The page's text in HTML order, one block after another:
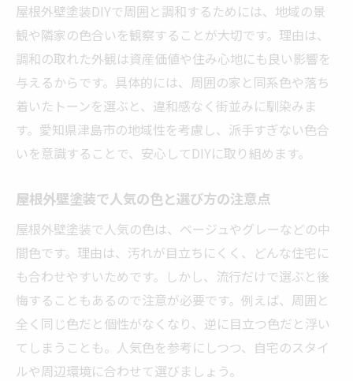
屋根外壁塗装DIYで周囲と調和するためには、地域の景
観や隣家の色合いを観察することが大切です。理由は、
調和の取れた外観は資産価値や住み心地にも良い影響を
与えるからです。具体的には、周囲の家と同系色や落ち
着いたトーンを選ぶと、違和感なく街並みに馴染みま
す。愛知県津島市の地域性を考慮し、派手すぎない色合
いを意識することで、安心してDIYに取り組めます。
屋根外壁塗装で人気の色と選び方の注意点
屋根外壁塗装で人気の色は、ベージュやグレーなどの中
間色です。理由は、汚れが目立ちにくく、どんな住宅に
も合わせやすいためです。しかし、流行だけで選ぶと後
悔することもあるので注意が必要です。例えば、周囲と
全く同じ色だと個性がなくなり、逆に目立つ色だと浮い
てしまうことも。人気色を参考にしつつ、自宅のスタイ
ルや周辺環境に合わせて選びましょう。